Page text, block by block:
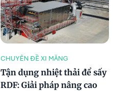
CHUYÊN ĐỀ XI MĂNG
Tận dụng nhiệt thải để sấy
RDF: Giải pháp nâng cao